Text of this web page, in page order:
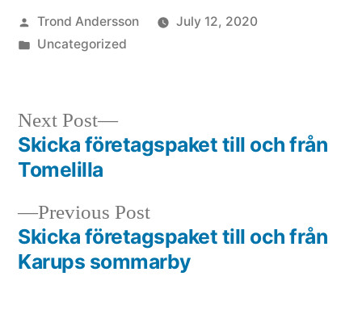
Posted
by
Trond Andersson
July 12, 2020
Posted
Uncategorized
Post
navigation
Previous PostPrevious
post:
Skicka företagspaket till och från
Karups sommarby
Next Post
Next
post:
Skicka företagspaket till och från
Tomelilla